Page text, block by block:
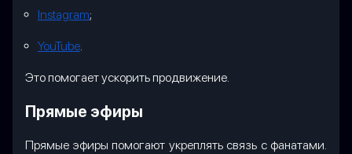
Instagram;
YouTube.
Это помогает ускорить продвижение.
Прямые эфиры
Прямые эфиры помогают укреплять связь с фанатами.